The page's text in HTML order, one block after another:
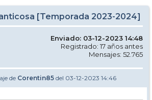
[Temporada 2023-2024]
Enviado: 03-12-2023 14:48
Registrado: 17 años antes
Mensajes: 52.765
de Corentin85 del 03-12-2023 14:46